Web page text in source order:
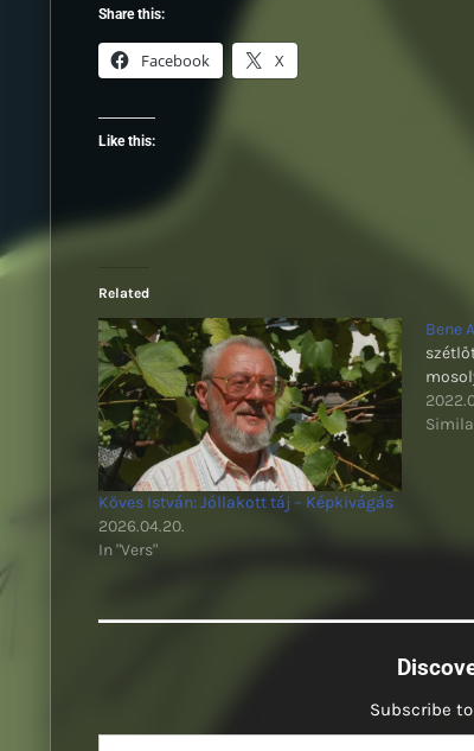
Share this:
Facebook X
Like this:
Related
Köves István: Jóllakott táj – Képkivágás
2026.04.20.
In "Vers"
Bene
Subscribe
Type your email…